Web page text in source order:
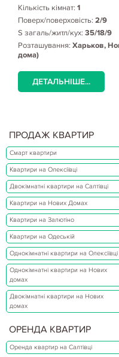
Кількість кімнат: 1
Поверх/поверховість: 2/9
S загаль/житл/кух: 35/18/9
Розташування: Харьков,
дома)
ДЕТАЛЬНІШЕ...
ПРОДАЖ КВАРТИР
Смарт квартири
Квартири на Олексіївці
Двокімнатні квартири на Салтівці
Квартири на Нових Домах
Квартири на Залютіно
Квартири на Одеській
Однокімнатні квартири на Олексіївці
Однокімнатні квартири на Нових
домах
Двокімнатні квартири на Нових
домах
ОРЕНДА КВАРТИР
Оренда квартир на Салтівці